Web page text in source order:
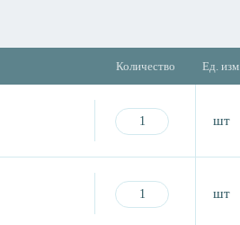
Количество Ед. изм.
шт
шт